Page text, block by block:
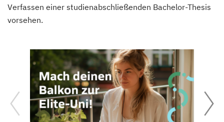
Verfassen einer studienabschließenden Bachelor-Thesis
vorsehen.